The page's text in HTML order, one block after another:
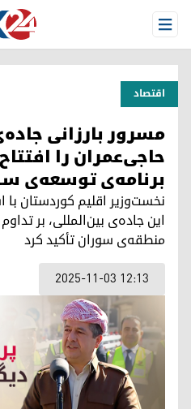
Open Menu
اقتصاد
مسرور بارزانی
حاجی‌عمران را
برنامه‌ی توسعه‌ی
نخست‌وزیر اقلیم کوردستان
این جاده‌ی بین‌المللی، بر
منطقه‌ی سوران تأکید کرد
2025-11-03 12:13